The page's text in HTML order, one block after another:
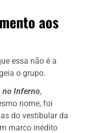
aos
essa não é a
o grupo.
no Inferno,
nome, foi
do vestibular da
marco inédito